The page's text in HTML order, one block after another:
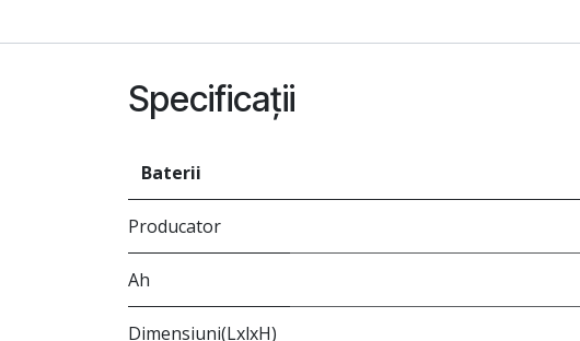
Specificații
Baterii
Producator
Ah
Dimensiuni(LxlxH)